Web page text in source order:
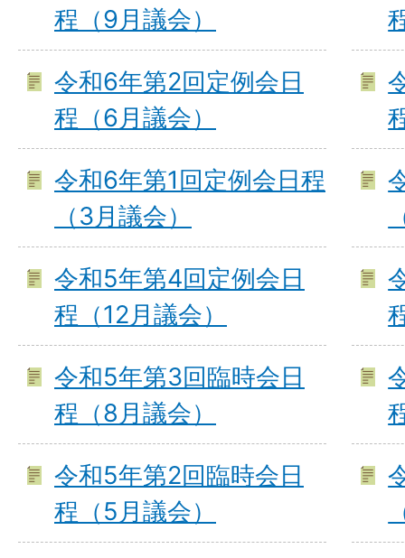
程（9月議会）
令和6年第2回定例会日
程（6月議会）
令和6年第1回定例会日程
（3月議会）
令和5年第4回定例会日
程（12月議会）
令和5年第3回臨時会日
程（8月議会）
令和5年第2回臨時会日
程（5月議会）